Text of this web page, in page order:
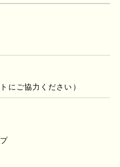
にご協力ください）